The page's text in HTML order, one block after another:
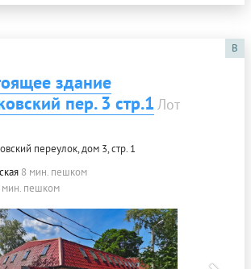
B
здание
пер. 3 стр.1 Лот
переулок, дом 3, стр. 1
8 мин. пешком
мин. пешком